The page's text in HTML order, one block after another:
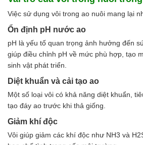
HÓA CHẤT CÔNG NGHIỆP
Axit
Hóa chất khác
Kiềm
Muối
Kim loại màu
Oxit kim loại
HÓA CHẤT THÍ NGHIỆM
Hóa chất thí nghiệm
Thiết bị phòng thí nghiệm
HÓA CHẤT NÔNG NGHIỆP
Nguyên liệu phân bón
Chế phẩm sinh học
Việc sử dụng vôi trong ao nuôi mang lại
Ổn định pH nước ao
pH là yếu tố quan trọng ảnh hưởng đến
giúp điều chỉnh pH về mức phù hợp, tạo
sinh vật phát triển.
Diệt khuẩn và cải tạo ao
Một số loại vôi có khả năng diệt khuẩn,
tạo đáy ao trước khi thả giống.
Giảm khí độc
Vôi giúp giảm các khí độc như NH3 và